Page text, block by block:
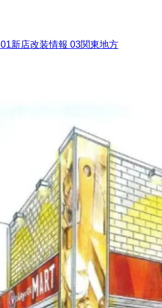
01新店改装情報 03関東地方